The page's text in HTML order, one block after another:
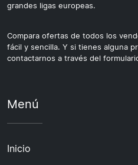
grandes ligas europeas.
Compara ofertas de todos los
fácil y sencilla. Y si tienes alguna
contactarnos a través del
Menú
Inicio